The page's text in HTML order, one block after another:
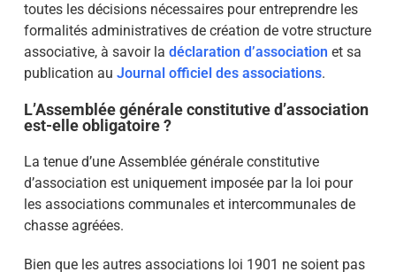
toutes les décisions nécessaires pour entreprendre les
formalités administratives de création de votre structure
associative, à savoir la déclaration d’association et sa
publication au Journal officiel des associations.
L’Assemblée générale constitutive d’association
est-elle obligatoire ?
La tenue d’une Assemblée générale constitutive
d’association est uniquement imposée par la loi pour
les associations communales et intercommunales de
chasse agréées.
Bien que les autres associations loi 1901 ne soient pas